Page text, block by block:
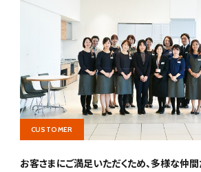
CUSTOMER
お客さまにご満足いただくため、多様な仲